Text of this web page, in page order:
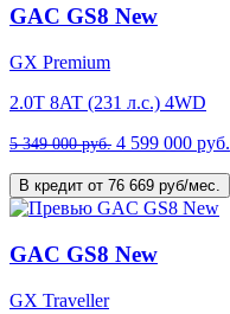
GAC GS8 New
GX Premium
2.0T 8AT (231 л.с.) 4WD
5 349 000 руб. 4 599 000 руб.
В кредит от 76 669 руб/мес.
GAC GS8 New
GX Traveller